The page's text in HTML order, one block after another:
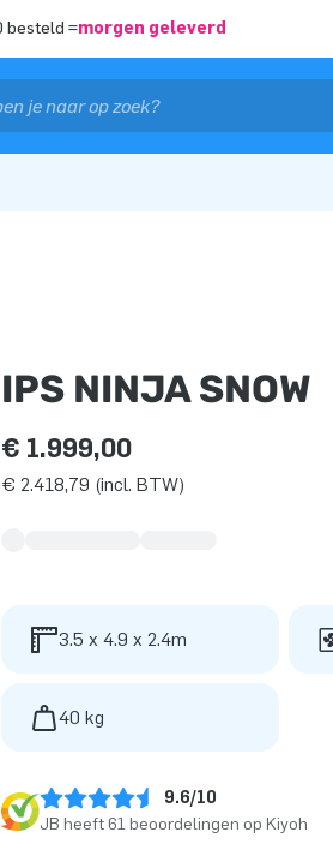
besteld =morgen geleverd
IPS NINJA SNOW
€ 1.999,00
€ 2.418,79 (incl. BTW)
3.5 x 4.9 x 2.4m
40 kg
9.6/10
JB heeft 61 beoordelingen op Kiyoh